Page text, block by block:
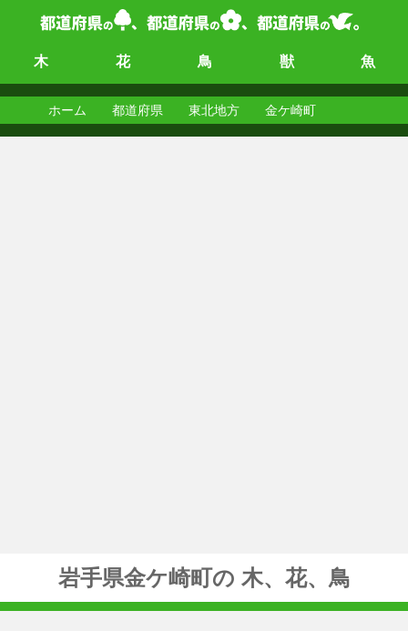
木 花 鳥 獣 魚
ホーム 都道府県 東北地方 金ケ崎町
岩手県金ケ崎町の 木、花、鳥